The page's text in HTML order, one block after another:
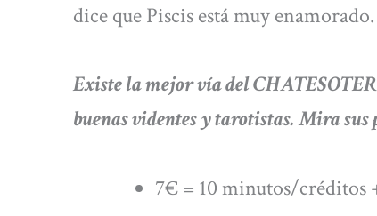
dice que Piscis está muy enamorado.
Existe la mejor vía del
buenas videntes y tarotistas. Mira sus
7€ = 10 minutos/créditos